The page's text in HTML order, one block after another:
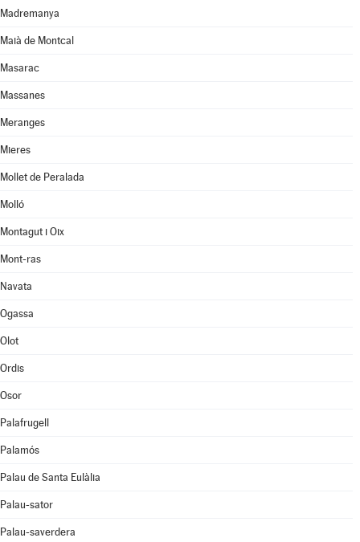
Madremanya
Maià de Montcal
Masarac
Massanes
Meranges
Mieres
Mollet de Peralada
Molló
Montagut i Oix
Mont-ras
Navata
Ogassa
Olot
Ordis
Osor
Palafrugell
Palamós
Palau de Santa Eulàlia
Palau-sator
Palau-saverdera